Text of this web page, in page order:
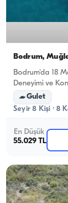
Bodrum,
Bodrum'da 18
Deneyimi ve
Gulet
Seyir 8 Kişi · 8
En Düşük
55.029 TL